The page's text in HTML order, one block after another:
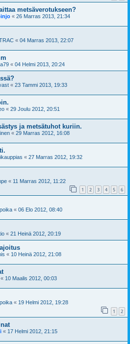
metsäverotukseen?
« 26 Marras 2013, 21:34
« 04 Marras 2013, 22:07
« 04 Helmi 2013, 20:24
« 23 Tammi 2013, 19:33
« 29 Joulu 2012, 20:51
ja metsätuhot kuriin.
« 29 Marras 2012, 16:08
« 27 Marras 2012, 19:32
« 11 Marras 2012, 11:22
1 2 3 4 5 6
« 06 Elo 2012, 08:40
« 21 Heinä 2012, 20:19
« 10 Heinä 2012, 21:08
« 10 Maalis 2012, 00:03
« 19 Helmi 2012, 19:28
1 2
« 17 Helmi 2012, 21:15